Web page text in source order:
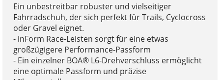
Ein unbestreitbar robuster und vielseitiger
Fahrradschuh, der sich perfekt für Trails, Cyclocross
oder Gravel eignet.
- inForm Race-Leisten sorgt für eine etwas
großzügigere Performance-Passform
- Ein einzelner BOA® L6-Drehverschluss ermöglicht
eine optimale Passform und präzise